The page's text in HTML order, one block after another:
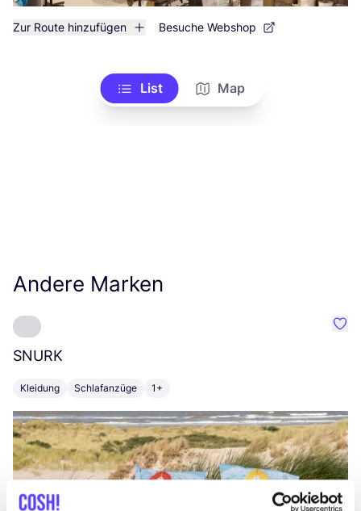
Zur Route hinzufügen Besuche Webshop
List Map
Andere Marken
SNURK
Kleidung Schlafanzüge 1+